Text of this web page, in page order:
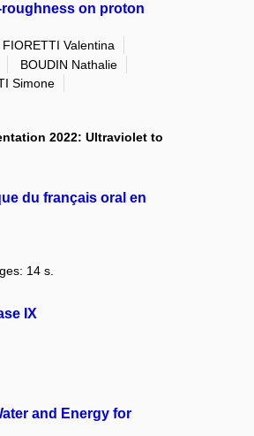
on proton
FIORETTI Valentina
BOUDIN Nathalie
Simone
2022: Ultraviolet to
du français oral en
14 s.
IX
and Energy for